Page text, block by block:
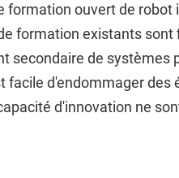
formation ouvert de
formation existants sont
secondaire de systèmes
facile d'endommager des
d'innovation ne